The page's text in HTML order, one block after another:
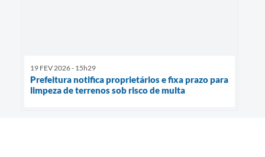
19 FEV 2026 - 15h29
Prefeitura notifica proprietários e fixa prazo para
limpeza de terrenos sob risco de multa